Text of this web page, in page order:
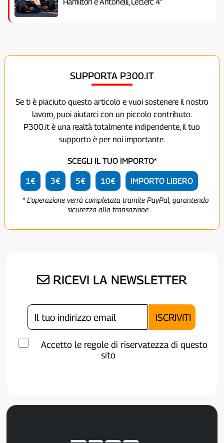
SUPPORTA P300.IT
Se ti è piaciuto questo articolo e vuoi sostenere il nostro
lavoro, puoi aiutarci con un piccolo contributo.
P300.it è una realtà totalmente indipendente, il tuo
supporto è per noi importante.
SCEGLI IL TUO IMPORTO*
1€ 3€ 5€ 10€ IMPORTO LIBERO
* L'operazione verrà completata tramite PayPal, garantendo
sicurezza alla transazione
RICEVI LA NEWSLETTER
Accetto le regole di riservatezza di questo
sito